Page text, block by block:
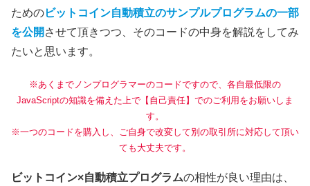
ためのビットコイン自動積立のサンプルプログラムの一部
を公開 させて頂きつつ、そのコードの中身を解説をしてみ
たいと思います。
※あくまでノンプログラマーのコードですので、各自最低限の
JavaScriptの知識を備えた上で【自己責任】でのご利用をお願いしま
す。
※一つのコードを購入し、ご自身で改変して別の取引所に対応して頂い
ても大丈夫です。
ビットコイン×自動積立プログラムの相性が良い理由は、